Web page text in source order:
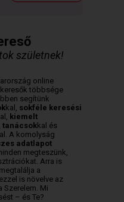
születnek!
online
többsége
segítünk
kal, sokféle keresési
kiemelt
tanácsokkal és
A komolyság
adatlapot
megteszünk,
Arra is
a
is növelve az
Szerelem. Mi
– és Te?